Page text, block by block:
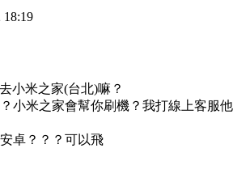
18:19
小米之家(台北)嘛？
小米之家會幫你刷機？我打線上客服
卓？？？可以飛